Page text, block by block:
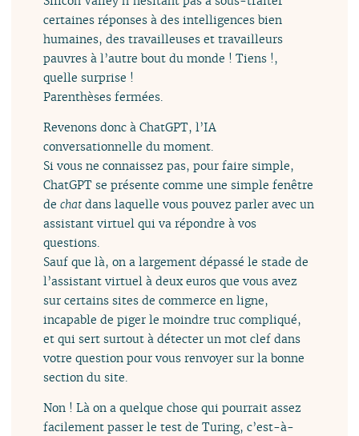
certaines réponses à des intelligences bien
humaines, des travailleuses et travailleurs
pauvres à l’autre bout du monde ! Tiens !,
quelle surprise !
Parenthèses fermées.
Revenons donc à ChatGPT, l’IA
conversationnelle du moment.
Si vous ne connaissez pas, pour faire simple,
ChatGPT se présente comme une simple fenêtre
dechat dans laquelle vous pouvez parler avec un
assistant virtuel qui va répondre à vos
questions.
Sauf que là, on a largement dépassé le stade de
l’assistant virtuel à deux euros que vous avez
sur certains sites de commerce en ligne,
incapable de piger le moindre truc compliqué,
et qui sert surtout à détecter un mot clef dans
votre question pour vous renvoyer sur la bonne
section du site.
Non ! Là on a quelque chose qui pourrait assez
facilement passer le test de Turing, c’est-à-